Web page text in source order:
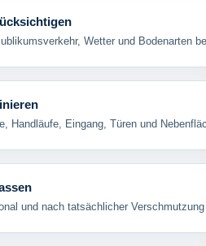
Wetter und Bodenarten
Handläufe, Eingang, Türen und
und nach tatsächlicher